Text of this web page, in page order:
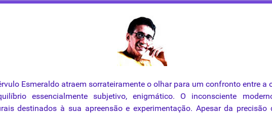
Esmeraldo atraem sorrateiramente o olhar para um confronto entre a
essencialmente subjetivo,enigmático. O inconsciente
destinados à sua apreensãoe experimentação. Apesar da precisão